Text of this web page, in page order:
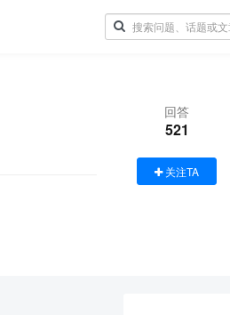
回答
521
关注TA